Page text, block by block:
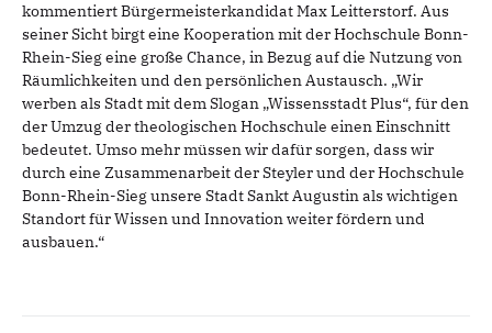
kommentiert Bürgermeisterkandidat Max Leitterstorf. Aus
seiner Sicht birgt eine Kooperation mit der Hochschule Bonn-
Rhein-Sieg eine große Chance, in Bezug auf die Nutzung von
Räumlichkeiten und den persönlichen Austausch. „Wir
werben als Stadt mit dem Slogan „Wissensstadt Plus“, für den
der Umzug der theologischen Hochschule einen Einschnitt
bedeutet. Umso mehr müssen wir dafür sorgen, dass wir
durch eine Zusammenarbeit der Steyler und der Hochschule
Bonn-Rhein-Sieg unsere Stadt Sankt Augustin als wichtigen
Standort für Wissen und Innovation weiter fördern und
ausbauen.“